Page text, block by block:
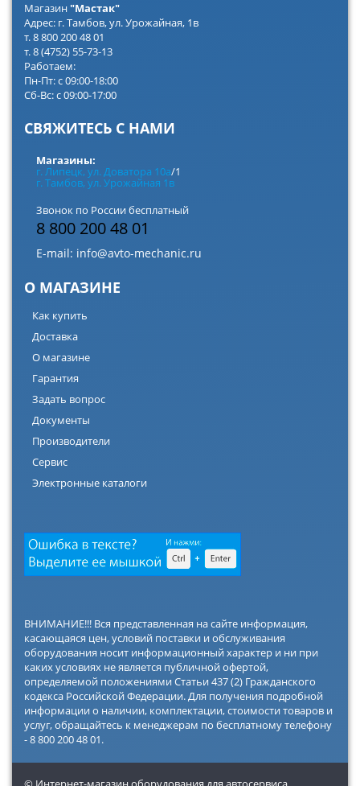
Магазин"Мастак"
Адрес: г. Тамбов, ул. Урожайная, 1в
т. 8 800 200 48 01
т. 8 (4752) 55-73-13
Работаем:
Пн-Пт: с 09:00-18:00
Сб-Вс: с 09:00-17:00
СВЯЖИТЕСЬ С НАМИ
Магазины:
г. Липецк, ул. Доватора 10а/1
г. Тамбов, ул. Урожайная 1в
Звонок по России бесплатный
8 800 200 48 01
E-mail: info@avto-mechanic.ru
О МАГАЗИНЕ
Как купить
Доставка
О магазине
Гарантия
Задать вопрос
Документы
Производители
Сервис
Электронные каталоги
ВНИМАНИЕ!!! Вся представленная на сайте информация,
касающаяся цен, условий поставки и обслуживания
оборудования носит информационный характер и ни при
каких условиях не является публичной офертой,
определяемой положениями Статьи 437 (2) Гражданского
кодекса Российской Федерации. Для получения подробной
информации о наличии, комплектации, стоимости товаров и
услуг, обращайтесь к менеджерам по бесплатному телефону
- 8 800 200 48 01.